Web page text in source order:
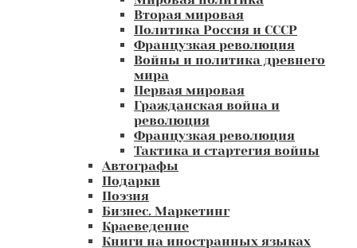
Вторая мировая
Политика Россия и СССР
Французкая революция
Войны и политика древнего
мира
Первая мировая
Гражданская война и
революция
Французкая революция
Тактика и стартегия войны
Автографы
Подарки
Поэзия
Бизнес. Маркетинг
Краеведение
Книги на иностранных языках